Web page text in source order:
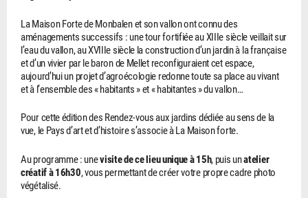
La Maison Forte de Monbalen et son vallon ont connu des
aménagements successifs : une tour fortifiée au XIIIe siècle veillait sur
l’eau du vallon, au XVIIIe siècle la construction d’un jardin à la française
et d’un vivier par le baron de Mellet reconfiguraient cet espace,
aujourd’hui un projet d’agroécologie redonne toute sa place au vivant
et à l’ensemble des « habitants » et « habitantes » du vallon…
Pour cette édition des Rendez-vous aux jardins dédiée au sens de la
vue, le Pays d’art et d’histoire s’associe à La Maison forte.
Au programme : unevisite de ce lieu unique à 15h, puis unatelier
créatif à 16h30, vous permettant de créer votre propre cadre photo
végétalisé.